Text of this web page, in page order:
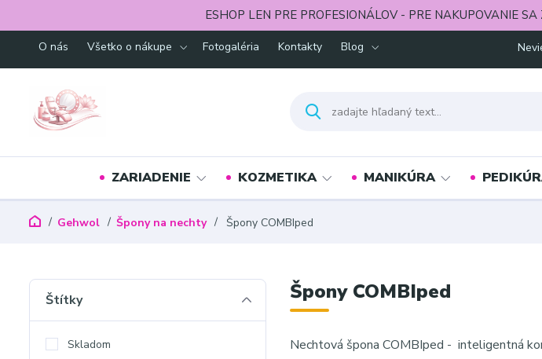
ESHOP LEN PRE PROFESIONÁLOV - PRE NAKUPOVANIE
O nás Všetko o nákupe Fotogaléria Kontakty Blog
ZARIADENIE KOZMETIKA MANIKÚRA
Gehwol Špony na nechty Špony COMBIped
Špony COMBIped
Nechtová špona COMBIped - inteligentná
Štítky
Skladom